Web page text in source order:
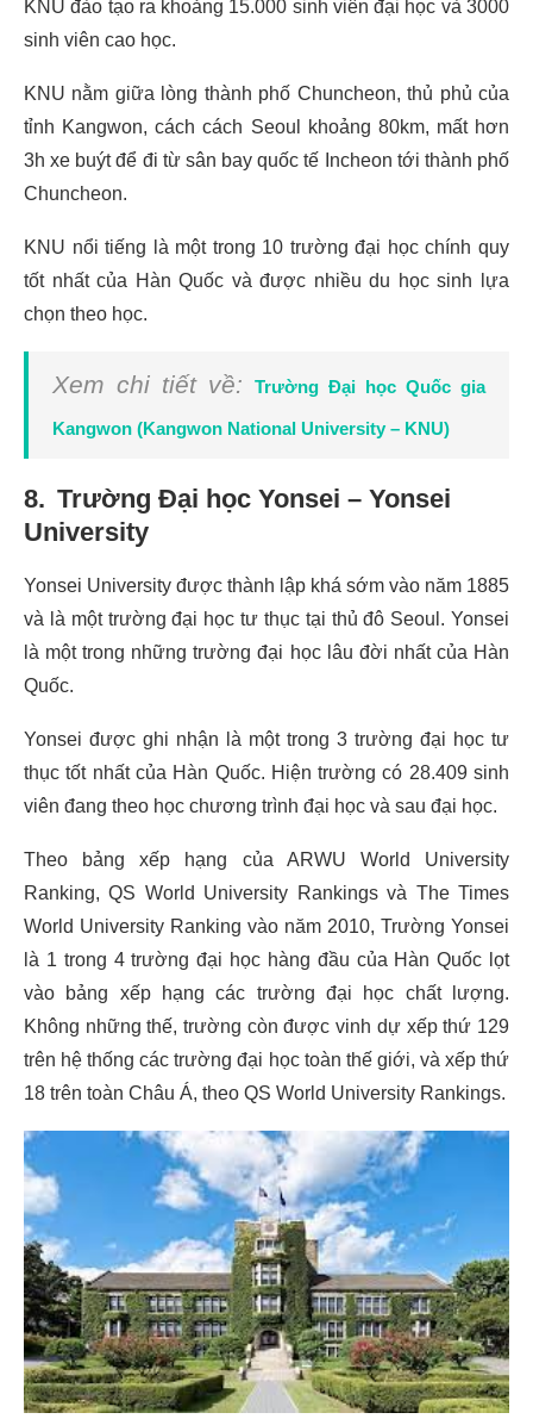
KNU đào tạo ra khoảng 15.000 sinh viên đại học và 3000
sinh viên cao học.
KNU nằm giữa lòng thành phố Chuncheon, thủ phủ của
tỉnh Kangwon, cách cách Seoul khoảng 80km, mất hơn
3h xe buýt để đi từ sân bay quốc tế Incheon tới thành phố
Chuncheon.
KNU nổi tiếng là một trong 10 trường đại học chính quy
tốt nhất của Hàn Quốc và được nhiều du học sinh lựa
chọn theo học.
Xem chi tiết về: Trường Đại học Quốc gia
Kangwon (Kangwon National University – KNU)
8. Trường Đại học Yonsei – Yonsei
University
Yonsei University được thành lập khá sớm vào năm 1885
và là một trường đại học tư thục tại thủ đô Seoul. Yonsei
là một trong những trường đại học lâu đời nhất của Hàn
Quốc.
Yonsei được ghi nhận là một trong 3 trường đại học tư
thục tốt nhất của Hàn Quốc. Hiện trường có 28.409 sinh
viên đang theo học chương trình đại học và sau đại học.
Theo bảng xếp hạng của ARWU World University
Ranking, QS World University Rankings và The Times
World University Ranking vào năm 2010, Trường Yonsei
là 1 trong 4 trường đại học hàng đầu của Hàn Quốc lọt
vào bảng xếp hạng các trường đại học chất lượng.
Không những thế, trường còn được vinh dự xếp thứ 129
trên hệ thống các trường đại học toàn thế giới, và xếp thứ
18 trên toàn Châu Á, theo QS World University Rankings.